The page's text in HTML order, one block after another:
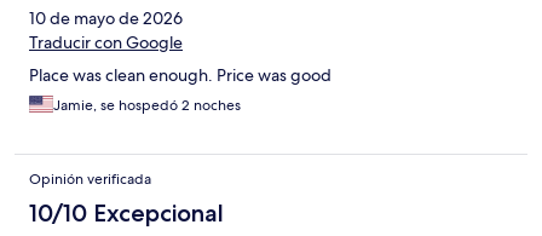
10 de mayo de 2026
Traducir con Google
Place was clean enough. Price was good
Jamie, se hospedó 2 noches
Opinión verificada
10/10 Excepcional